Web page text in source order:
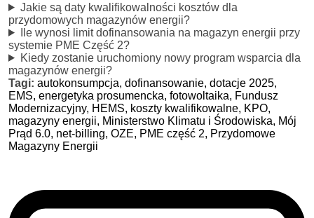
Jakie są daty kwalifikowalności kosztów dla
przydomowych magazynów energii?
Ile wynosi limit dofinansowania na magazyn energii przy
systemie PME Część 2?
Kiedy zostanie uruchomiony nowy program wsparcia dla
magazynów energii?
Tagi: autokonsumpcja, dofinansowanie, dotacje 2025,
EMS, energetyka prosumencka, fotowoltaika, Fundusz
Modernizacyjny, HEMS, koszty kwalifikowalne, KPO,
magazyny energii, Ministerstwo Klimatu i Środowiska, Mój
Prąd 6.0, net-billing, OZE, PME część 2, Przydomowe
Magazyny Energii